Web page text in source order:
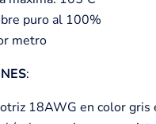
puro al 100%
metro
:
18AWG en color